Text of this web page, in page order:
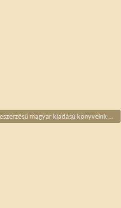
Új beszerzésű magyar kiadású könyveink 2023/4.